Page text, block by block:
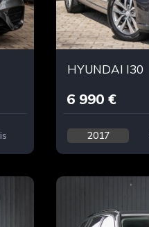
HYUNDAI I30
6 990 €
2017